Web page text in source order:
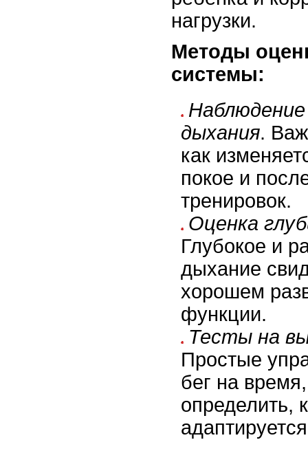
нагрузки.
Методы
системы:
дыхания.
как
покое и
тренировок.
Оценка
Глубокое и
дыхание
хорошем
функции.
Тесты на
Простые
бег на
определить,